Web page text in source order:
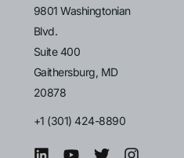
9801 Washingtonian
Blvd.
Suite 400
Gaithersburg, MD
20878
+1 (301) 424-8890